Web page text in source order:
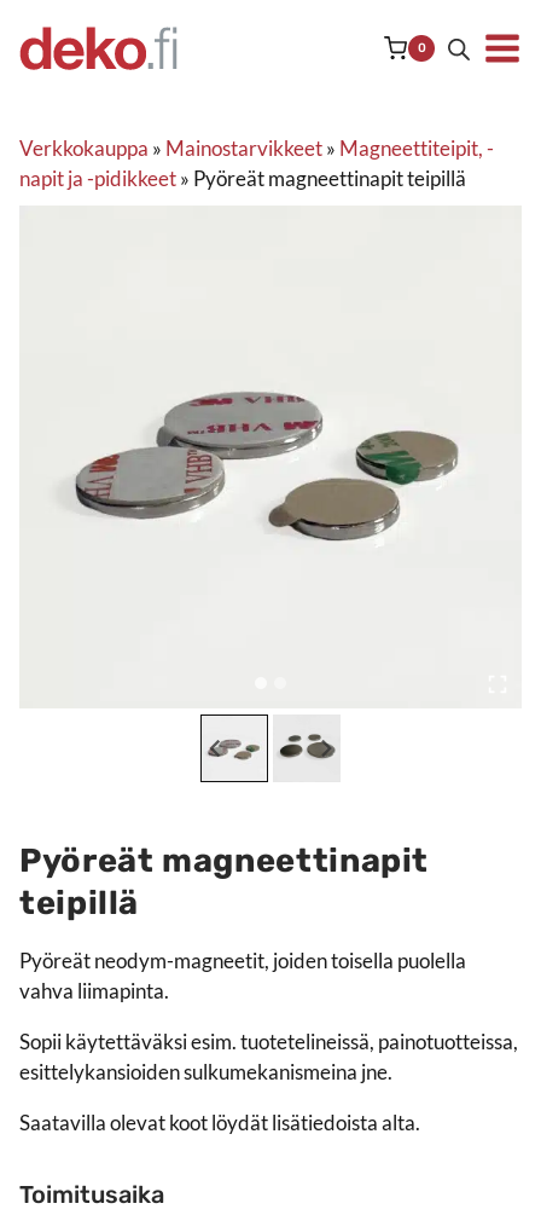
sisältöön
0
Verkkokauppa » Mainostarvikkeet» Magneettiteipit, -
napit ja -pidikkeet» Pyöreät magneettinapit teipillä
Pyöreät magneettinapit
teipillä
Pyöreät neodym-magneetit, joiden toisella puolella
vahva liimapinta.
Sopii käytettäväksi esim. tuotetelineissä, painotuotteissa,
esittelykansioiden sulkumekanismeina jne.
Saatavilla olevat koot löydät lisätiedoista alta.
Toimitusaika